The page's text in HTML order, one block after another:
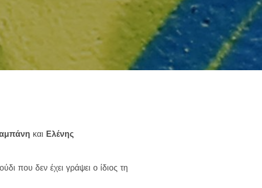
και Ελένης
που δεν έχει γράψει ο ίδιος τη